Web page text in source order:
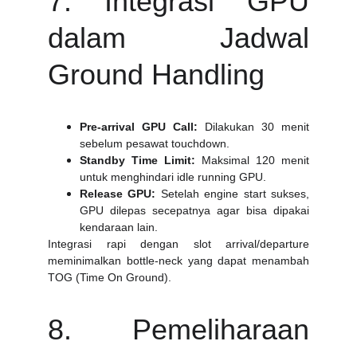
dalam Jadwal
Ground Handling
Pre‑arrival GPU Call: Dilakukan 30 menit
sebelum pesawat touchdown.
Standby Time Limit: Maksimal 120 menit
untuk menghindari idle running GPU.
Release GPU: Setelah engine start sukses,
GPU dilepas secepatnya agar bisa dipakai
kendaraan lain.
Integrasi rapi dengan slot arrival/departure
meminimalkan bottle‑neck yang dapat menambah
TOG (Time On Ground).
8. Pemeliharaan